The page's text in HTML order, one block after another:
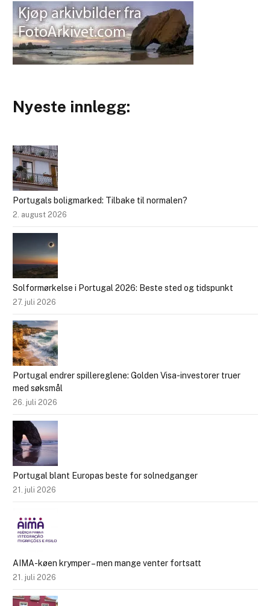
Nyeste innlegg:
Portugals boligmarked: Tilbake til normalen?
2. august 2026
Solformørkelse i Portugal 2026: Beste sted og tidspunkt
27. juli 2026
Portugal endrer spillereglene: Golden Visa-investorer truer
med søksmål
26. juli 2026
Portugal blant Europas beste for solnedganger
21. juli 2026
AIMA-køen krymper – men mange venter fortsatt
21. juli 2026